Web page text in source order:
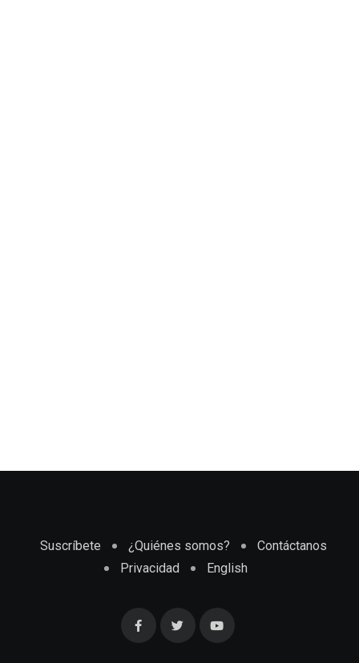
Suscríbete ¿Quiénes somos?
Contáctanos
Privacidad
English